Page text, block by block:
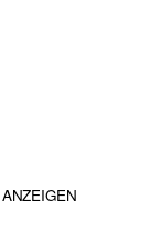
ANZEIGEN